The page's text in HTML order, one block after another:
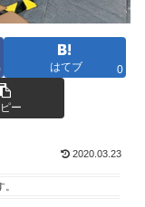
はてブ 0
ー
2020.03.23